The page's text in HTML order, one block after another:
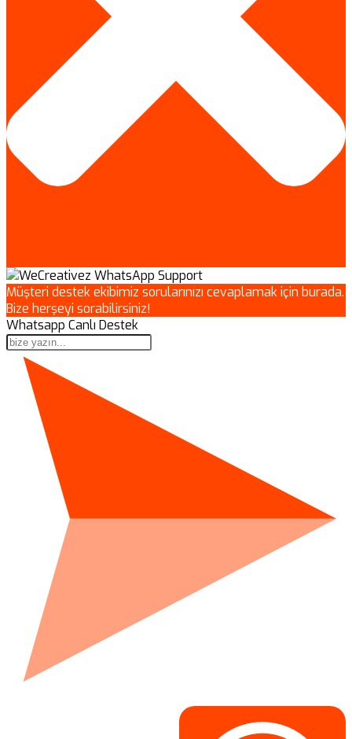
Müşteri destek ekibimiz sorularınızı cevaplamak için burada.
Bize herşeyi sorabilirsiniz!
Whatsapp Canlı Destek